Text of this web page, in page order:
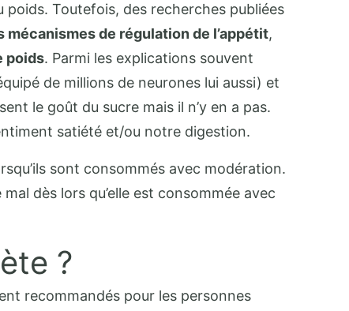
poids. Toutefois, des recherches publiées
de régulation de l’appétit,
poids. Parmi les explications souvent
de millions de neurones lui aussi) et
le goût du sucre mais il n’y en a pas.
satiété et/ou notre digestion.
sont consommés avec modération.
dès lors qu’elle est consommée avec
?
recommandés pour les personnes